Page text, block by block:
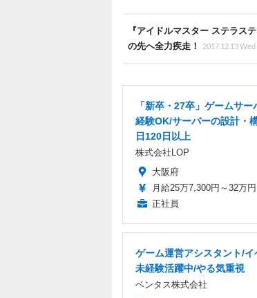
『アイドルマスター ステラス
の先へ全力疾走！
2017.12.13
「新卒・27卒」ゲームサ
経験OK/サーバーの設計・
日120日以上
株式会社LOP
大阪府
月給25万7,300円～32万円
正社員
ゲーム運営アシスタント/
未経験活躍中/やる気重視
ベンタス株式会社